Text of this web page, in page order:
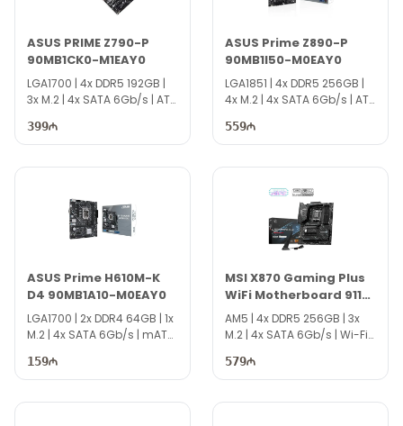
ASUS PRIME Z790-P
90MB1CK0-M1EAY0
LGA1700 | 4x DDR5 192GB |
3x M.2 | 4x SATA 6Gb/s | ATX
399
ASUS Prime Z890-P
90MB1I50-M0EAY0
LGA1851 | 4x DDR5 256GB |
4x M.2 | 4x SATA 6Gb/s | ATX
559
ASUS Prime H610M-K
D4 90MB1A10-M0EAY0
LGA1700 | 2x DDR4 64GB | 1x
M.2 | 4x SATA 6Gb/s | mATX
159
MSI X870 Gaming Plus
WiFi Motherboard 911-
7E47-021
AM5 | 4x DDR5 256GB | 3x
M.2 | 4x SATA 6Gb/s | Wi-Fi
579